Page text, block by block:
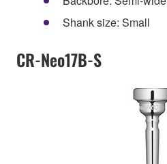
Shank size: Small
CR-Neo17B-S